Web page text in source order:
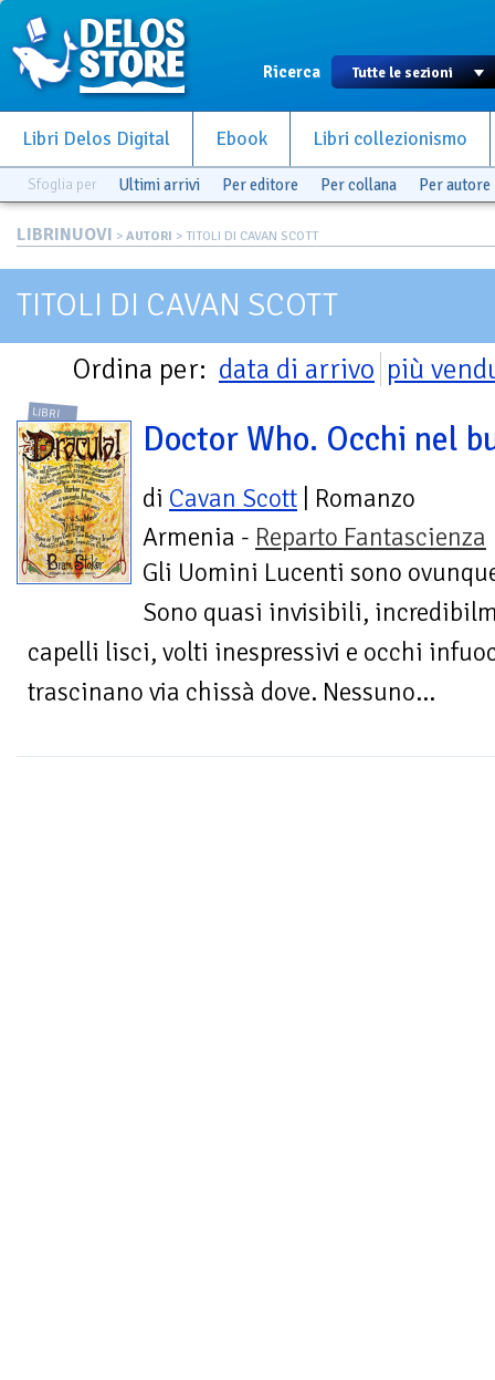
Ricerca
Libri Delos Digital Ebook Libri collezionismo
Sfoglia per Ultimi arrivi Per editore Per collana Per autore
LIBRINUOVI > AUTORI > TITOLI DI CAVAN SCOTT
TITOLI DI CAVAN SCOTT
Ordina per: data di arrivo più
LIBRI
Doctor Who. Occhi nel
di Cavan Scott | Romanzo
Armenia - Reparto Fantascienza
Gli Uomini Lucenti sono
Sono quasi invisibili,
capelli lisci, volti inespressivi e occhi
trascinano via chissà dove. Nessuno...